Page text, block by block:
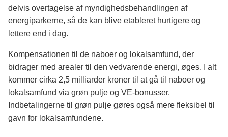
delvis overtagelse af myndighedsbehandlingen af
energiparkerne, så de kan blive etableret hurtigere og
lettere end i dag.
Kompensationen til de naboer og lokalsamfund, der
bidrager med arealer til den vedvarende energi, øges. I alt
kommer cirka 2,5 milliarder kroner til at gå til naboer og
lokalsamfund via grøn pulje og VE-bonusser.
Indbetalingerne til grøn pulje gøres også mere fleksibel til
gavn for lokalsamfundene.